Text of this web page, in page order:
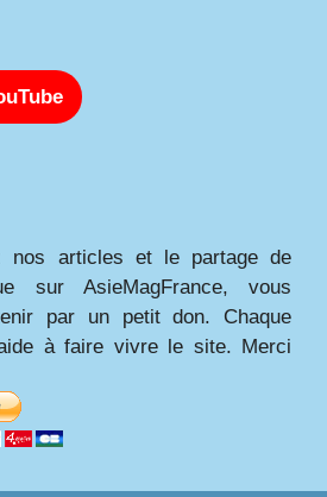
nos articles et le partage de
sur AsieMagFrance, vous
par un petit don. Chaque
à faire vivre le site. Merci